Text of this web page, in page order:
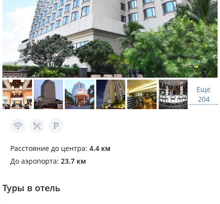
Еще
204
Расстояние до центра: 4.4 км
До аэропорта: 23.7 км
Туры в отель